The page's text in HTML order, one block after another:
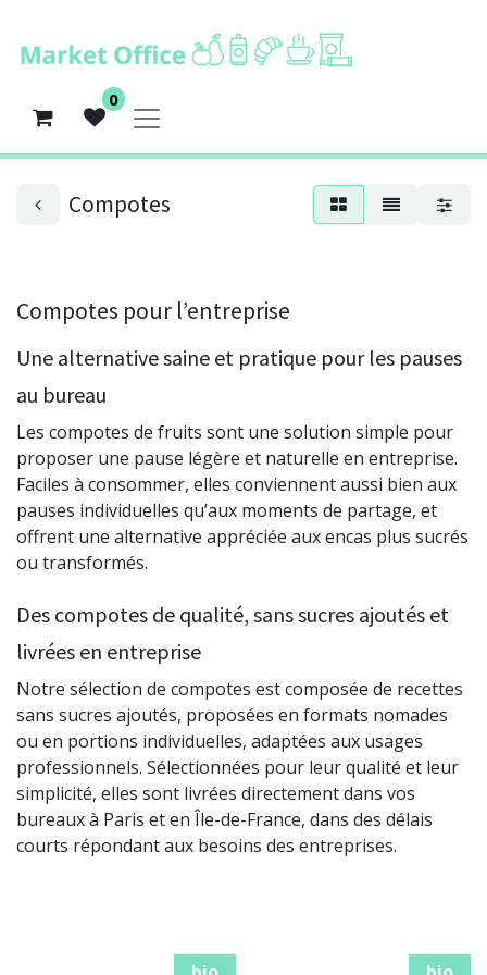
0
Compotes
Compotes pour l’entreprise
Une alternative saine et pratique pour les pauses
au bureau
Les compotes de fruits sont une solution simple pour
proposer une pause légère et naturelle en entreprise.
Faciles à consommer, elles conviennent aussi bien aux
pauses individuelles qu’aux moments de partage, et
offrent une alternative appréciée aux encas plus sucrés
ou transformés.
Des compotes de qualité, sans sucres ajoutés et
livrées en entreprise
Notre sélection de compotes est composée de recettes
sans sucres ajoutés, proposées en formats nomades
ou en portions individuelles, adaptées aux usages
professionnels. Sélectionnées pour leur qualité et leur
simplicité, elles sont livrées directement dans vos
bureaux à Paris et en Île-de-France, dans des délais
courts répondant aux besoins des entreprises.